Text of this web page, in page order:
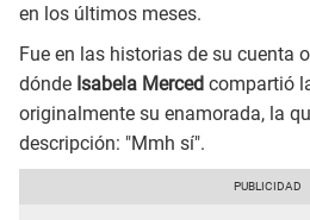
en los últimos meses.
Fue en las historias de su cuenta
dónde Isabela Merced compartió
originalmente su enamorada, la
descripción: "Mmh sí".